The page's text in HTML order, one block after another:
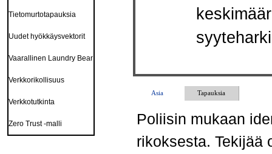
Tietomurtotapauksia
Uudet hyökkäysvektorit
Vaarallinen Laundry Bear
Verkkorikollisuus
Verkkotutkinta
Zero Trust -malli
Asia Tapauksia
Poliisin mukaan
rikoksesta. Tekijää